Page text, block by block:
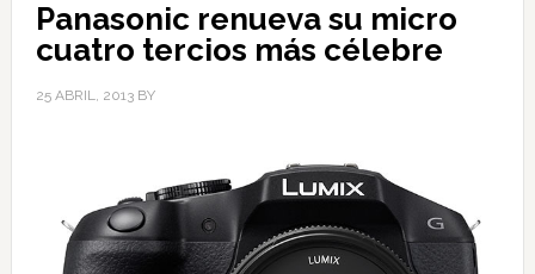
Panasonic renueva su micro
cuatro tercios más célebre
25 ABRIL, 2013BY